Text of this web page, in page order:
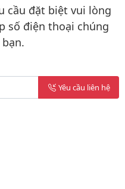
cầu đặt biệt vui lòng
số điện thoại chúng
Yêu cầu liên hệ